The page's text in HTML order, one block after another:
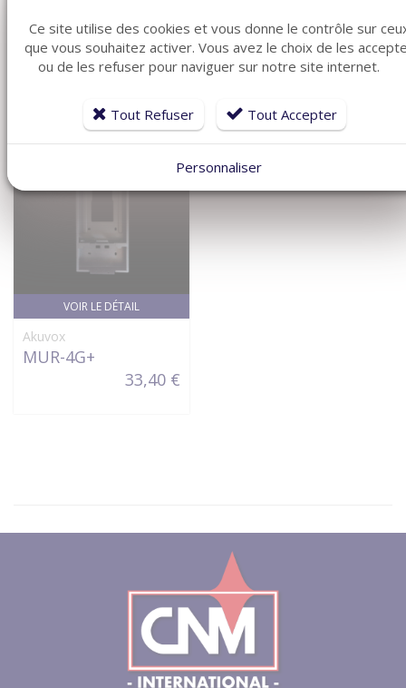
420,72 €
612,16 €
VOIR LE DÉTAIL
Akuvox
MUR-4G+
33,40 €
Ce site utilise des cookies et vous donne le contrôle sur
que vous souhaitez activer. Vous avez le choix de les
ou de les refuser pour naviguer sur notre site internet.
Tout Refuser Tout Accepter
Personnaliser